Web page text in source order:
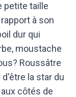
petite taille
à son
dur qui
moustache
Roussâtre
la star du
côtés de